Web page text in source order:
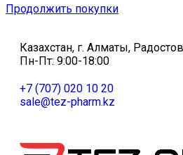
Продолжить покупки
Казахстан, г. Алматы,
Пн-Пт: 9:00-18:00
+7 (707) 020 10 20
sale@tez-pharm.kz